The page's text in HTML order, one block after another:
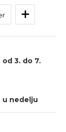
3. do 7.
u nedelju